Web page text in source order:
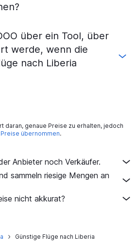
über ein Tool, über
werde, wenn die
nach Liberia
daran, genaue Preise zu erhalten, jedoch
übernommen.
Anbieter noch Verkäufer.
sammeln riesige Mengen an
nicht akkurat?
Günstige Flüge nach Liberia